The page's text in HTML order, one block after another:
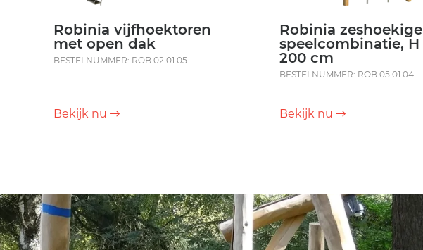
Robinia vijfhoektoren
met open dak
BESTELNUMMER: ROB 02.01.05
Bekijk nu
Robinia zeshoekige
speelcombinatie, H
200 cm
BESTELNUMMER: ROB 05.01.04
Bekijk nu